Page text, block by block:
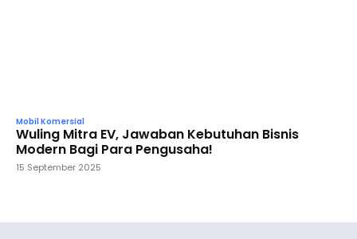
Mobil Komersial
Wuling Mitra EV, Jawaban Kebutuhan Bisnis
Modern Bagi Para Pengusaha!
15 September 2025